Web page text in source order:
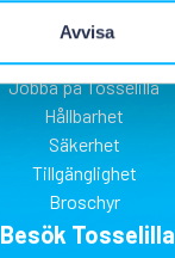
Avvisa
Om Tosselilla
Hitta till Tosselilla
Jobba på Tosselilla
Hållbarhet
Säkerhet
Tillgänglighet
Broschyr
Besök Tosselilla